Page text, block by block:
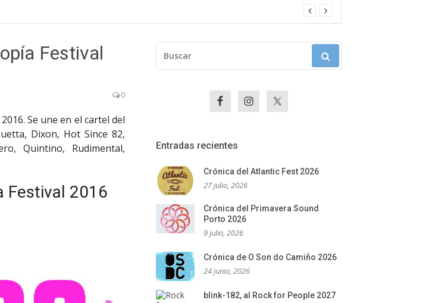
Festival
0
Se une en el cartel del
Dixon, Hot Since 82,
Quintino, Rudimental,
Festival 2016
Entradas recientes
Crónica del Atlantic Fest 2026
27 julio, 2026
Crónica del Primavera Sound
Porto 2026
9 julio, 2026
Crónica de O Son do Camiño 2026
24 junio, 2026
blink-182, al Rock for People 2027